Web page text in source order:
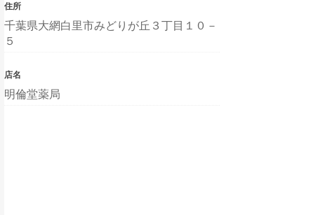
住所
千葉県大網白里市みどりが丘３丁目１０－
５
店名
明倫堂薬局